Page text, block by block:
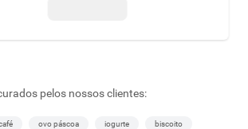
pelos nossos clientes:
ovo páscoa iogurte biscoito